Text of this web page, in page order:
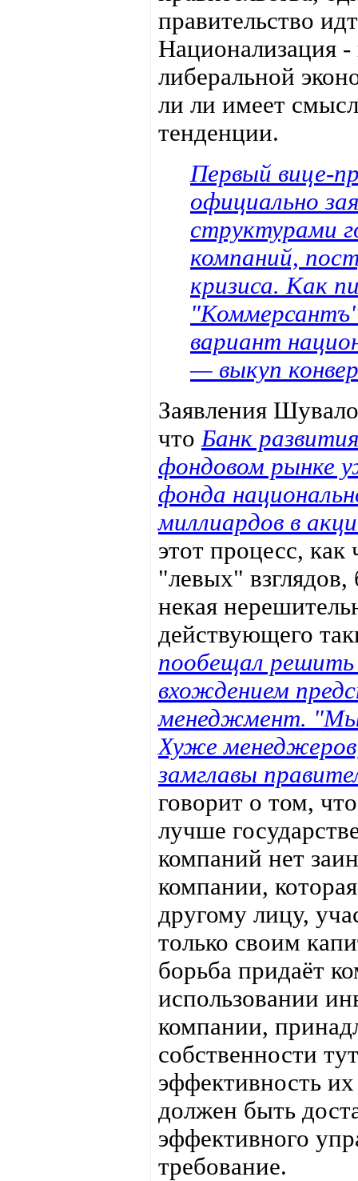
правительство
Национализация -
либеральной
ли ли имеет
тенденции.
Первый вице-
официально
структурами
компаний,
кризиса. Как
вариант
— выкуп
Заявления
чтоБанк
фондовом рынке
фонда
миллиардов в
этот процесс,
"левых" взглядов,
некая
действующего
пообещал решить
вхождением
менеджмент. "Мы
Хуже
замглавы
говорит о том,
лучше
компаний нет
компании,
другому лицу,
только своим
борьба придаёт
использовании
компании,
собственности
эффективность
должен быть
эффективного
требование.